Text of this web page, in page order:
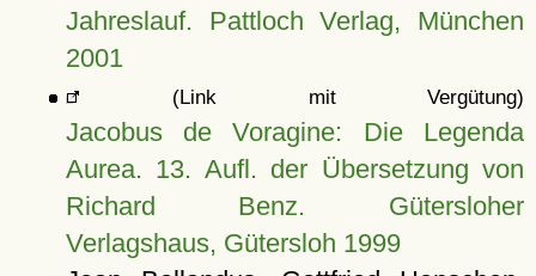
Jahreslauf. Pattloch Verlag, München
2001
(Link mit Vergütung)
Jacobus de Voragine: Die Legenda
Aurea. 13. Aufl. der Übersetzung von
Richard Benz. Gütersloher
Verlagshaus, Gütersloh 1999